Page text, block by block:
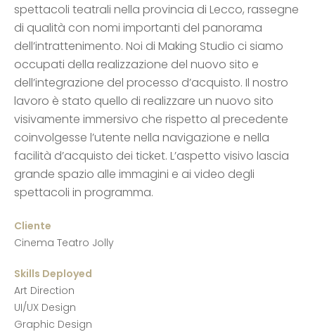
spettacoli teatrali nella provincia di Lecco, rassegne
di qualità con nomi importanti del panorama
dell’intrattenimento. Noi di Making Studio ci siamo
occupati della realizzazione del nuovo sito e
dell’integrazione del processo d’acquisto. Il nostro
lavoro è stato quello di realizzare un nuovo sito
visivamente immersivo che rispetto al precedente
coinvolgesse l’utente nella navigazione e nella
facilità d’acquisto dei ticket. L’aspetto visivo lascia
grande spazio alle immagini e ai video degli
spettacoli in programma.
Cliente
Cinema Teatro Jolly
Skills Deployed
Art Direction
UI/UX Design
Graphic Design